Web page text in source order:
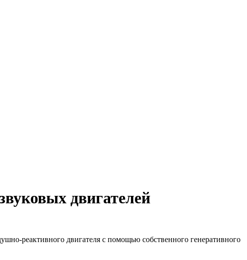
двигателей
реактивного двигателя с помощью собственного генеративного